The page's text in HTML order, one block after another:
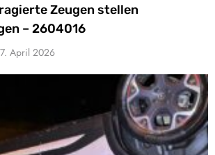
Zeugen stellen
– 2604016
7. April 2026